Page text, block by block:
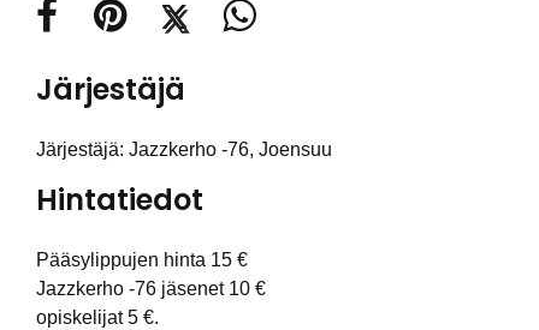
Järjestäjä
Järjestäjä: Jazzkerho -76, Joensuu
Hintatiedot
Pääsylippujen hinta 15 €
Jazzkerho -76 jäsenet 10 €
opiskelijat 5 €.